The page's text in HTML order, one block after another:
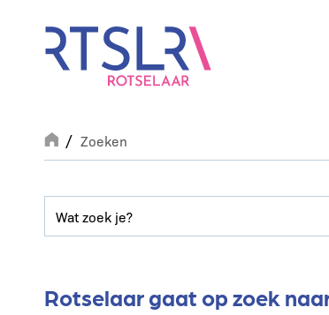
Breadcrumb
Zoeken
Rotselaar gaat op zoek